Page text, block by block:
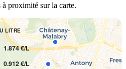
à proximité sur la carte.
LITRE
1.874 €/L
0.912 €/L